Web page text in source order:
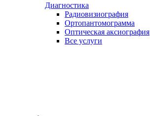
Диагностика
Радиовизиография
Ортопантомограмма
Оптическая аксиография
Все услуги